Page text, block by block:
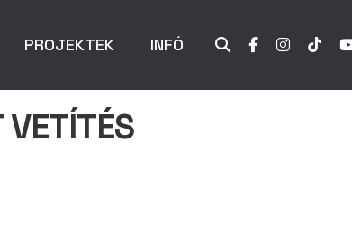
PROJEKTEK INFÓ